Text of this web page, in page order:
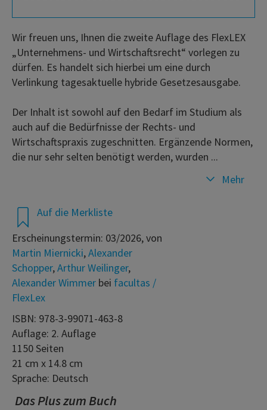
Auf die Merkliste
Erscheinungstermin: 03/2026, von
Martin Miernicki,Alexander
Schopper,Arthur Weilinger,
Alexander Wimmer bei facultas /
FlexLex
ISBN: 978-3-99071-463-8
Auflage: 2. Auflage
1150 Seiten
21 cm x 14.8 cm
Sprache: Deutsch
Das Plus zum Buch
Wir freuen uns, Ihnen die zweite Auflage des FlexLEX
„Unternehmens- und Wirtschaftsrecht“ vorlegen zu
dürfen. Es handelt sich hierbei um eine durch
Verlinkung tagesaktuelle hybride Gesetzesausgabe.
Der Inhalt ist sowohl auf den Bedarf im Studium als
auch auf die Bedürfnisse der Rechts- und
Wirtschaftspraxis zugeschnitten. Ergänzende Normen,
die nur sehr selten benötigt werden, wurden ...
Mehr